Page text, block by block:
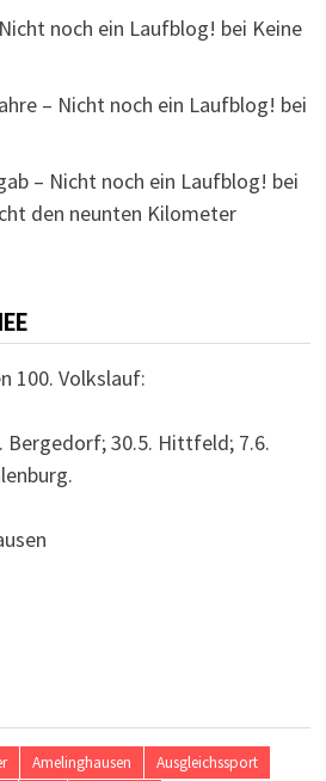
noch ein Laufblog! bei Keine
– Nicht noch ein Laufblog! bei
– Nicht noch ein Laufblog! bei
den neunten Kilometer
100. Volkslauf:
Bergedorf; 30.5. Hittfeld; 7.6.
Amelinghausen
Ausgleichssport